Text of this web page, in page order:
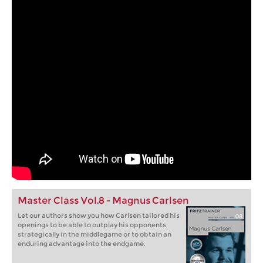
Master Class Vol.8 - Magnus Carlsen
Let our authors show you how Carlsen tailored his
openings to be able to outplay his opponents
strategically in the middlegame or to obtain an
enduring advantage into the endgame.